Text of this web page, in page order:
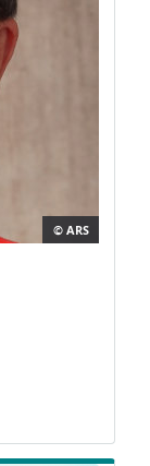
© ARS